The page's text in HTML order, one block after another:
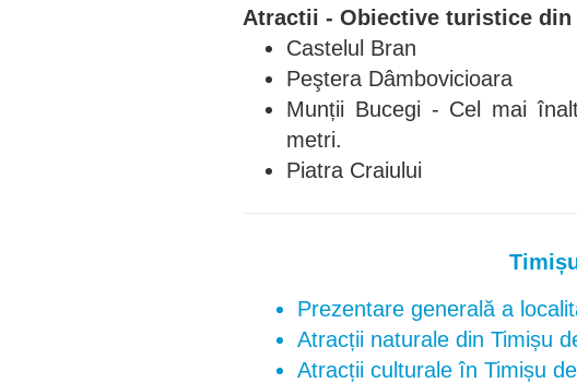
Atractii - Obiective turistice din
Castelul Bran
Peştera Dâmbovicioara
Munții Bucegi - Cel mai
metri.
Piatra Craiului
Prezentare generală a
Atracții naturale din Timișu
Atracții culturale în Timișu